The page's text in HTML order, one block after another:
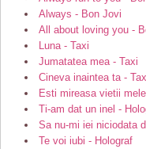
Always - Bon Jovi
All about loving you -
Luna - Taxi
Jumatatea mea - Taxi
Cineva inaintea ta -
Esti mireasa vietii
Ti-am dat un inel -
Sa nu-mi iei niciodata
Te voi iubi - Holograf